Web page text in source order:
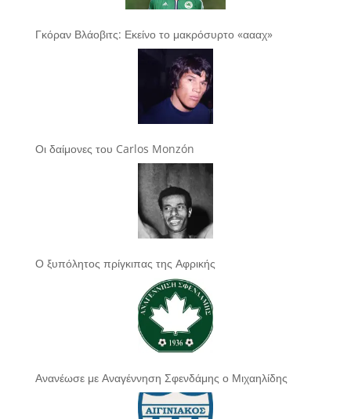
Γκόραν Βλάοβιτς: Εκείνο το μακρόσυρτο «αααχ»
Οι δαίμονες του Carlos Monzón
Ο ξυπόλητος πρίγκιπας της Αφρικής
Ανανέωσε με Αναγέννηση Σφενδάμης ο Μιχαηλίδης